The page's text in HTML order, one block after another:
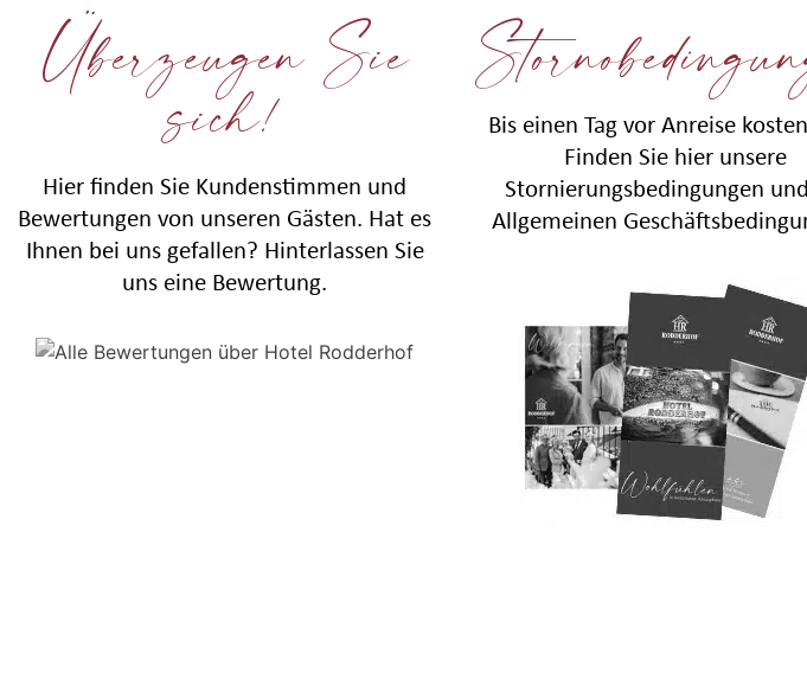
Überzeugen Sie
sich!
Hier finden Sie Kundenstimmen und
Bewertungen von unseren Gästen. Hat es
Ihnen bei uns gefallen? Hinterlassen Sie
uns eine Bewertung.
Bis einen Tag vor Anreise
Finden Sie hier unsere
Stornierungsbedingungen
Allgemeinen